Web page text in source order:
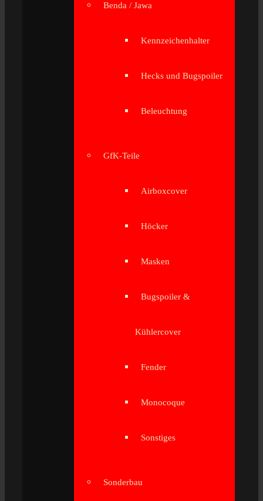
Benda / Jawa
Kennzeichenhalter
Hecks und Bugspoiler
Beleuchtung
GfK-Teile
Airboxcover
Höcker
Masken
Bugspoiler &
Kühlercover
Fender
Monocoque
Sonstiges
Sonderbau